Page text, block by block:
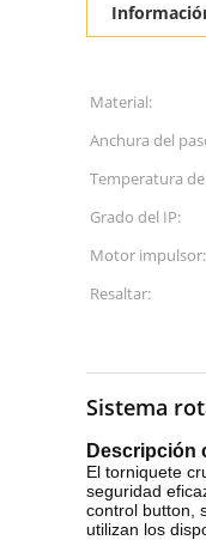
Material:
Anchura del
Temperatura
Grado del IP:
Motor impulsor:
Resaltar:
Sistema
Descripción
El torniquete
seguridad
control button,
utilizan los